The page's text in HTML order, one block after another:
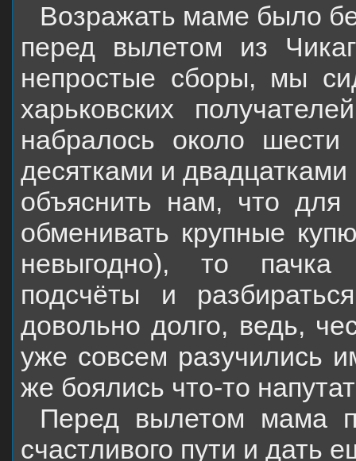
Возражать маме было
перед вылетом из
непростые сборы, мы
харьковских
набралось около
десятками и
объяснить нам, что
обменивать крупные
невыгодно), то пачка
подсчёты и
довольно долго, ведь,
уже совсем разучились
же боялись что-то
Перед вылетом мама
счастливого пути и дать